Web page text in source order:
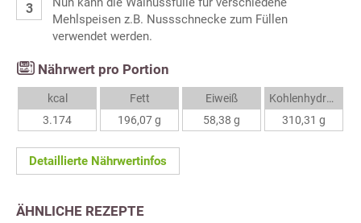
Mehlspeisen z.B. Nussschnecke zum Füllen
verwendet werden.
Nährwert pro Portion
kcal
3.174
Fett
196,07 g
Eiweiß
58,38 g
Kohlenhydrate
310,31 g
Detaillierte Nährwertinfos
ÄHNLICHE REZEPTE